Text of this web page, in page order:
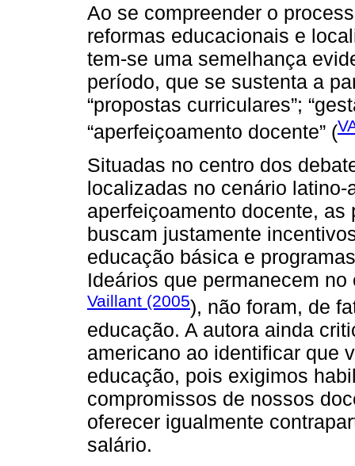
Ao se compreender o
reformas educacionais e
tem-se uma semelhança
período, que se sustenta a
“propostas curriculares”;
“aperfeiçoamento docente” (
Situadas no centro dos
localizadas no cenário
aperfeiçoamento docente,
buscam justamente
educação básica e
Ideários que permanecem
Vaillant (2005), não foram, de
educação. A autora ainda
americano ao identificar que
educação, pois exigimos
compromissos de nossos
oferecer igualmente
salário.